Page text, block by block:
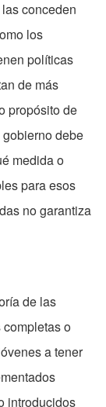
conceden
los
políticas
de más
propósito de
debe
medida o
para esos
no garantiza
de las
o
a tener
introducidos